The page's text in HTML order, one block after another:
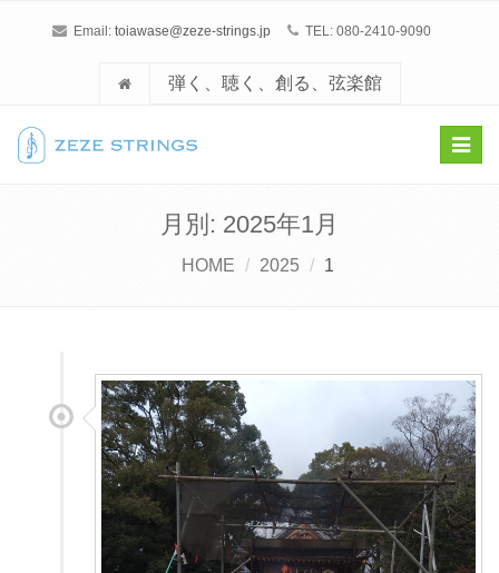
Email: toiawase@zeze-strings.jp TEL: 080-2410-9090
弾く、聴く、創る、弦楽館
月別: 2025年1月
HOME 2025 1